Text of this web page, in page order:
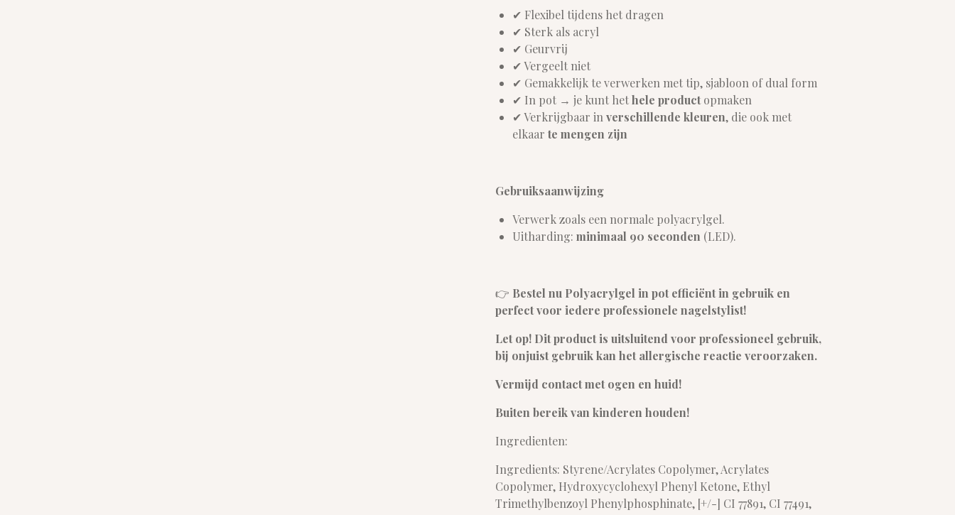
✔ Flexibel tijdens het dragen
✔ Sterk als acryl
✔ Geurvrij
✔ Vergeelt niet
✔ Gemakkelijk te verwerken met tip, sjabloon of dual form
✔ In pot → je kunt hethele productopmaken
✔ Verkrijgbaar inverschillende kleuren, die ook met
elkaar te mengen zijn
Gebruiksaanwijzing
Verwerk zoals een normale polyacrylgel.
Uitharding: minimaal 90 seconden (LED).
👉 Bestel nu Polyacrylgel in pot efficiënt in gebruik en
perfect voor iedere professionele nagelstylist!
Let op! Dit product is uitsluitend voor professioneel gebruik,
bij onjuist gebruik kan het allergische reactie veroorzaken.
Vermijd contact met ogen en huid!
Buiten bereik van kinderen houden!
Ingredienten:
Ingredients: Styrene/Acrylates Copolymer, Acrylates
Copolymer, Hydroxycyclohexyl Phenyl Ketone, Ethyl
Trimethylbenzoyl Phenylphosphinate, [+/-] CI 77891, CI 77491,